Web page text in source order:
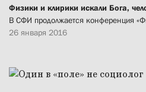
Физики и клирики искали Бога,
В СФИ продолжается конференция
26 января 2016